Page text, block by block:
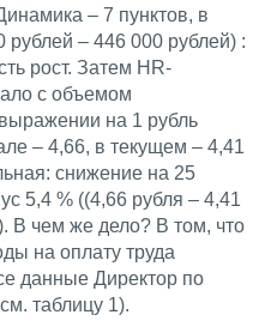
– 7 пунктов, в
рублей – 446 000 рублей) :
рост. Затем HR-
с объемом
на 1 рубль
– 4,66, в текущем – 4,41
снижение на 25
5,4 % ((4,66 рубля – 4,41
В чем же дело? В том, что
на оплату труда
данные Директор по
таблицу 1).